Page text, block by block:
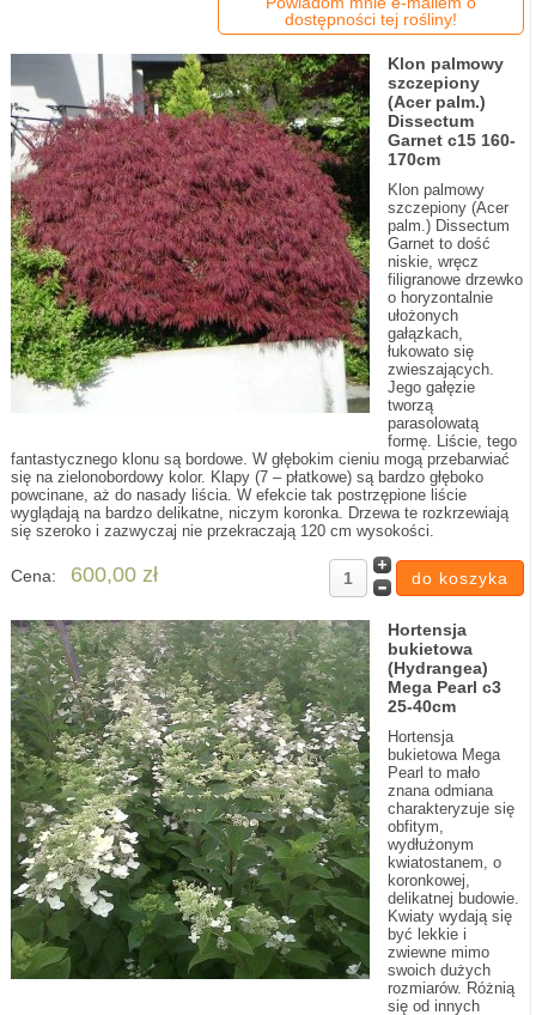
dostępności tej rośliny!
Klon palmowy
szczepiony
(Acer palm.)
Dissectum
Garnet c15 160-
170cm
Klon palmowy
szczepiony (Acer
palm.) Dissectum
Garnet to dość
niskie, wręcz
filigranowe drzewko
o horyzontalnie
ułożonych
gałązkach,
łukowato się
zwieszających.
Jego gałęzie
tworzą
parasolowatą
formę. Liście, tego
fantastycznego klonu są bordowe. W głębokim cieniu mogą przebarwiać
się na zielonobordowy kolor. Klapy (7 – płatkowe) są bardzo głęboko
powcinane, aż do nasady liścia. W efekcie tak postrzępione liście
wyglądają na bardzo delikatne, niczym koronka. Drzewa te rozkrzewiają
się szeroko i zazwyczaj nie przekraczają 120 cm wysokości.
Cena: 600,00 zł
Hortensja
bukietowa
(Hydrangea)
Mega Pearl c3
25-40cm
Hortensja
bukietowa Mega
Pearl to mało
znana odmiana
charakteryzuje się
obfitym,
wydłużonym
kwiatostanem, o
koronkowej,
delikatnej budowie.
Kwiaty wydają się
być lekkie i
zwiewne mimo
swoich dużych
rozmiarów. Różnią
się od innych